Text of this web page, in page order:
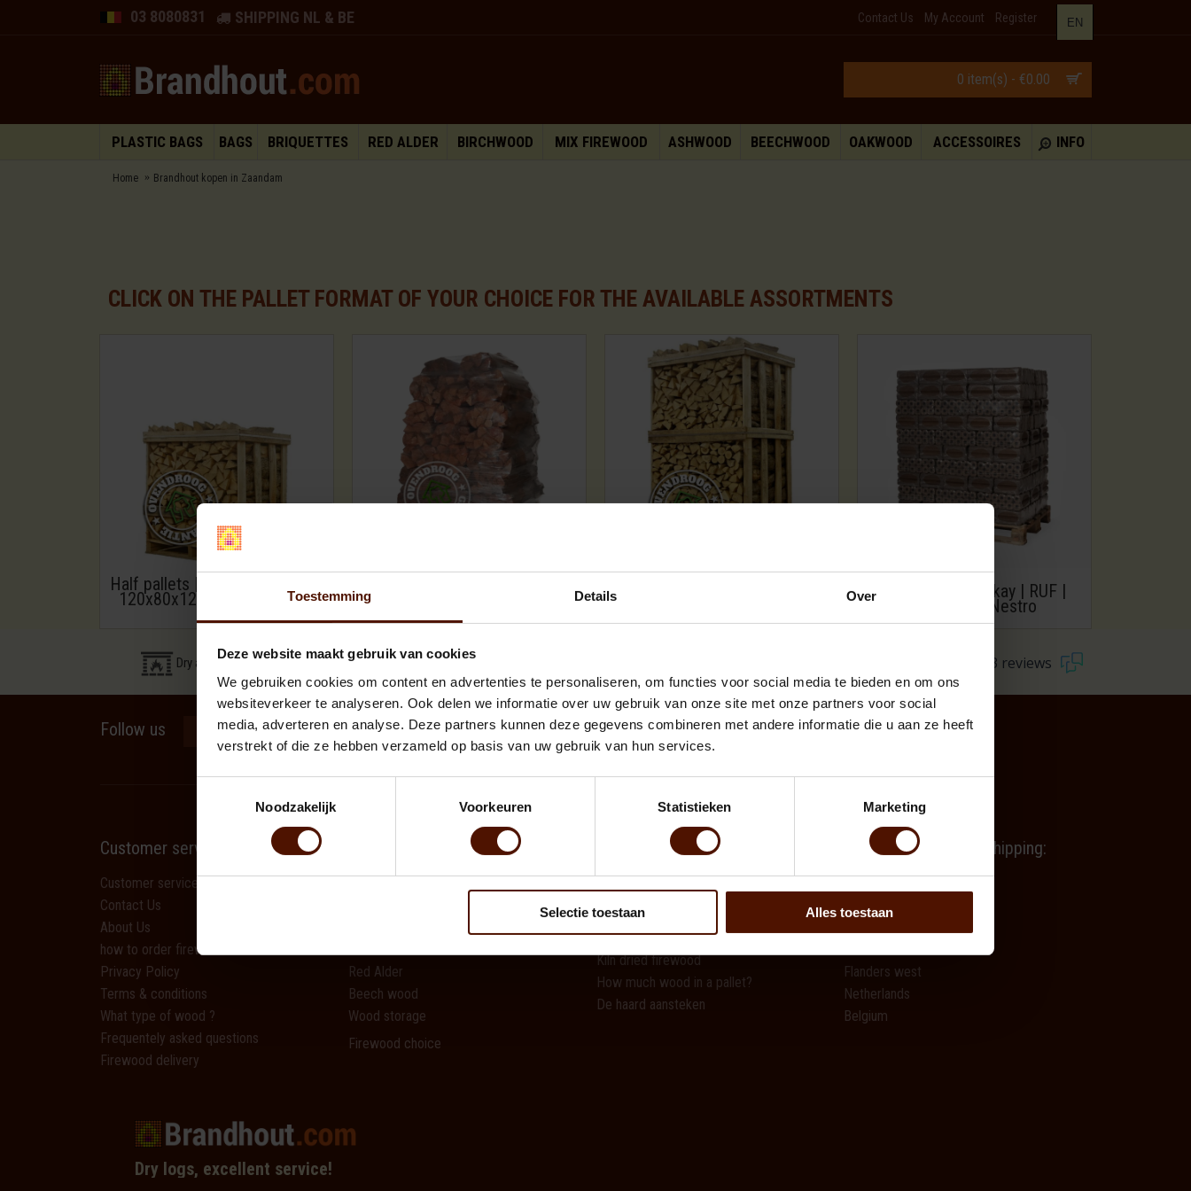
Toestemming Details Over
Deze website maakt gebruik van cookies
We gebruiken cookies om content en advertenties te personaliseren, om functies voor social media te bieden en om ons
websiteverkeer te analyseren. Ook delen we informatie over uw gebruik van onze site met onze partners voor social
media, adverteren en analyse. Deze partners kunnen deze gegevens combineren met andere informatie die u aan ze heeft
verstrekt of die ze hebben verzameld op basis van uw gebruik van hun services.
Noodzakelijk
Voorkeuren Statistieken Marketing
Selectie toestaan Alles toestaan
03 8080831 SHIPPING NL & BE EN
Contact Us My Account Register
0 item(s) - €0.00
PLASTIC BAGS BAGS BRIQUETTES RED ALDER BIRCHWOOD MIX FIREWOOD ASHWOOD BEECHWOOD OAKWOOD ACCESSOIRES INFO
Home Brandhout kopen in Zaandam
CLICK ON THE PALLET FORMAT OF YOUR CHOICE FOR THE AVAILABLE ASSORTMENTS
Half pallets | approx.500 logs |
120x80x120cm. | logsize 25 Briquettes | Pinikay | RUF |
Bruinkool | Nestro
Dry and clean firewood Best price and quality 1.343 reviews
Follow us
Customer service
Customer service
Contact Us
About Us
how to order firewood
Privacy Policy
Terms & conditions
What type of wood ?
Frequentely asked questions
Firewood delivery
Red Alder
Beech wood
Wood storage
Firewood choice
Firewood information
How to select the right firewood
What type of wood ?
Why dry wood ?
Kiln dried firewood
How much wood in a pallet?
De haard aansteken
Brandhout.com free shipping:
Limburg
Flanders west
Netherlands
Belgium
Dry logs, excellent service!